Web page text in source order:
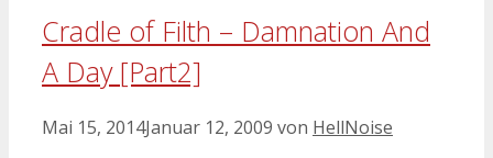
Cradle of Filth – Damnation And
A Day [Part2]
Mai 15, 2014Januar 12, 2009 von HellNoise